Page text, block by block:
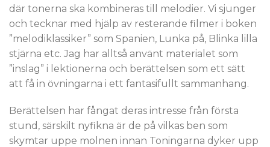
där tonerna ska kombineras till melodier. Vi sjunger
och tecknar med hjälp av resterande filmer i boken
”melodiklassiker” som Spanien, Lunka på, Blinka lilla
stjärna etc. Jag har alltså använt materialet som
”inslag” i lektionerna och berättelsen som ett sätt
att få in övningarna i ett fantasifullt sammanhang.
Berättelsen har fångat deras intresse från första
stund, särskilt nyfikna är de på vilkas ben som
skymtar uppe molnen innan Toningarna dyker upp